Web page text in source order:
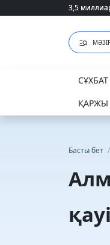
3,5
3,5
СҰХБАТ
ҚАРЖЫ
Басты бет /